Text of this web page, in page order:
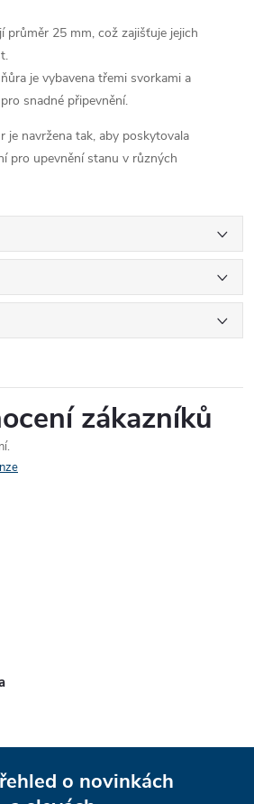
průměr 25 mm, což zajišťuje jejich
je vybavena třemi svorkami a
snadné připevnění.
je navržena tak, aby poskytovala
pro upevnění stanu v různých
zákazníků
o novinkách